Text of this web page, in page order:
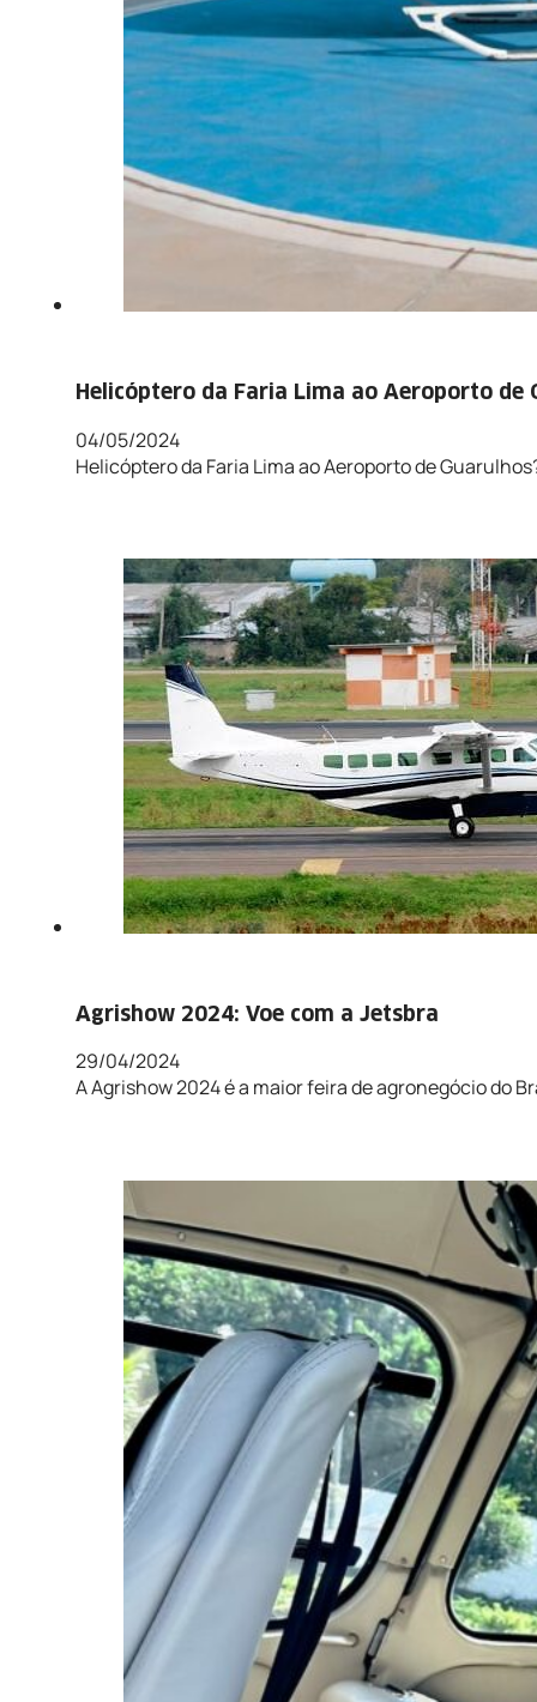
Helicóptero da Faria Lima ao Aeroporto de
04/05/2024
Helicóptero da Faria Lima ao Aeroporto de
Agrishow 2024: Voe com a Jetsbra
29/04/2024
A Agrishow 2024 é a maior feira de agronegócio do